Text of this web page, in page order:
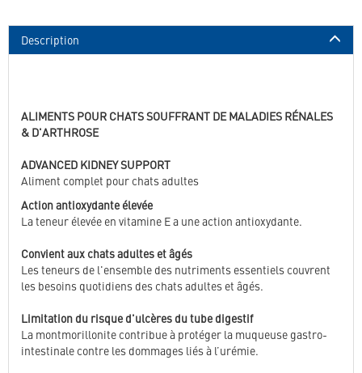
Description
ALIMENTS POUR CHATS SOUFFRANT DE MALADIES RÉNALES
& D'ARTHROSE
ADVANCED KIDNEY SUPPORT
Aliment complet pour chats adultes
Action antioxydante élevée
La teneur élevée en vitamine E a une action antioxydante.
Convient aux chats adultes et âgés
Les teneurs de l'ensemble des nutriments essentiels couvrent
les besoins quotidiens des chats adultes et âgés.
Limitation du risque d'ulcères du tube digestif
La montmorillonite contribue à protéger la muqueuse gastro-
intestinale contre les dommages liés à l’urémie.